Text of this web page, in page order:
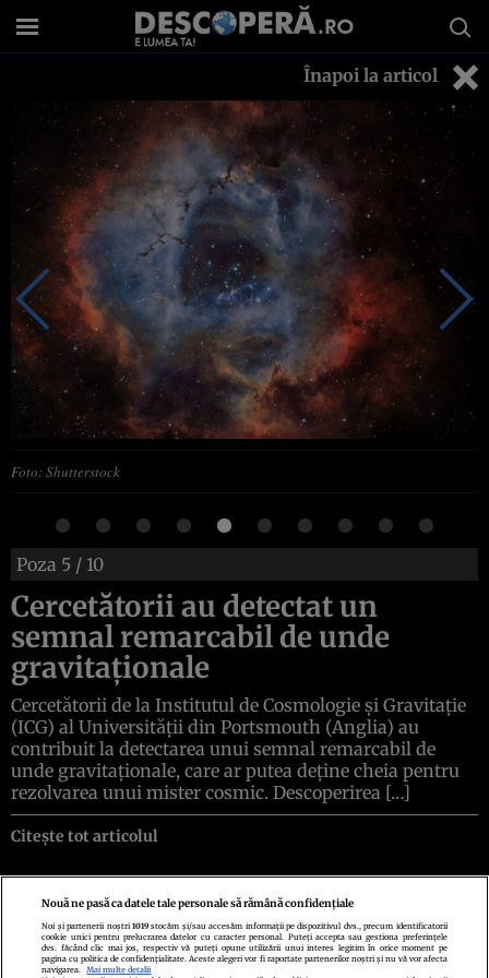
Înapoi la articol
Foto: Shutterstock
Poza 5 / 10
Cercetătorii au detectat un
semnal remarcabil de unde
gravitaționale
Cercetătorii de la Institutul de Cosmologie și Gravitație
(ICG) al Universității din Portsmouth (Anglia) au
contribuit la detectarea unui semnal remarcabil de
unde gravitaționale, care ar putea deține cheia pentru
rezolvarea unui mister cosmic. Descoperirea […]
Citește tot articolul
Politica de confidenţialitate Politica de cookiesTermeni şi condiţii
Echipa redacționalăContactSetări Cookies
Nouă ne pasă ca datele tale personale să rămână confidențiale
Noi și partenerii noștri1019 stocăm și/sau accesăm informații pe dispozitivul dvs., precum identificatorii
cookie unici pentru prelucrarea datelor cu caracter personal. Puteți accepta sau gestiona preferințele
dvs. făcând clic mai jos, respectiv vă puteți opune utilizării unui interes legitim în orice moment pe
pagina cu politica de confidențialitate. Aceste alegeri vor fi raportate partenerilor noștri și nu vă vor afecta
navigarea.
Mai multe detalii